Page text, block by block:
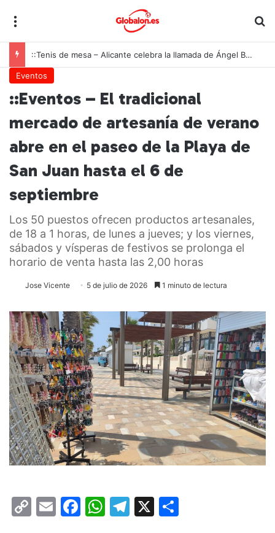
::Tenis de mesa – Alicante celebra la llamada de Ángel Buendía a la selección española
Eventos
::Eventos – El tradicional
mercado de artesanía de verano
abre en el paseo de la Playa de
San Juan hasta el 6 de
septiembre
Los 50 puestos ofrecen productos artesanales,
de 18 a 1 horas, de lunes a jueves; y los viernes,
sábados y vísperas de festivos se prolonga el
horario de venta hasta las 2,00 horas
Jose Vicente 5 de julio de 2026 1 minuto de lectura
C
E
F
W T
X